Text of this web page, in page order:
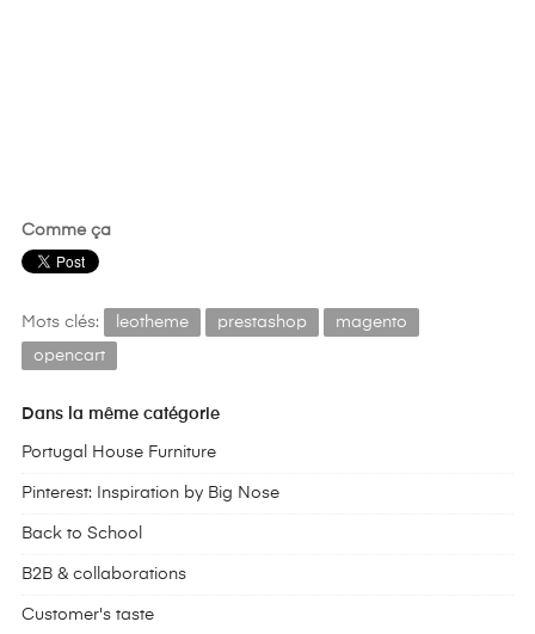
Comme ça
Mots clés: leotheme prestashop
magento
opencart
Dans la même catégorie
Portugal House Furniture
Pinterest: Inspiration by Big Nose
Back to School
B2B & collaborations
Customer's taste